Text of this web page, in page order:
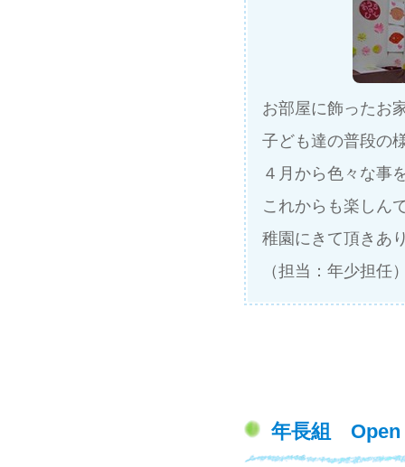
お部屋に飾ったお
子ども達の普段の
４月から色々な事
これからも楽しん
稚園にきて頂きあ
（担当：年少担任
年長組 Open